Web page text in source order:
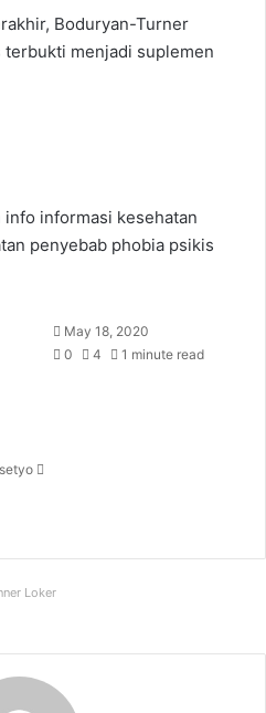
Boduryan-Turner
menjadi suplemen
info informasi kesehatan
penyebab phobia psikis
Send
an
May 18, 2020
0
4 1 minute read
Loker